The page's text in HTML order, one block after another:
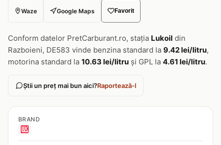
Waze Google Maps Favorit
Conform datelor PretCarburant.ro, stația Lukoil din
Razboieni, DE583 vinde benzina standard la 9.42 lei/litru,
motorina standard la 10.63 lei/litru și GPL la 4.61 lei/litru.
Știi un preț mai bun aici?Raportează-l
BRAND